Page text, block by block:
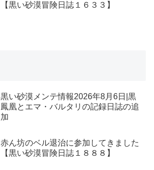
【黒い砂漠冒険日誌１６３３】
黒い砂漠メンテ情報2026年8月6日|黒
鳳凰とエマ・バルタリの記録日誌の追
加
赤ん坊のベル退治に参加してきました
【黒い砂漠冒険日誌１８８８】